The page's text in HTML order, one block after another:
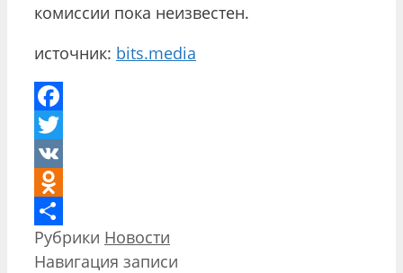
комиссии пока неизвестен.
источник: bits.media
Facebook
Twitter
VK
Odnoklassniki
Отправить
Рубрики Новости
Навигация записи